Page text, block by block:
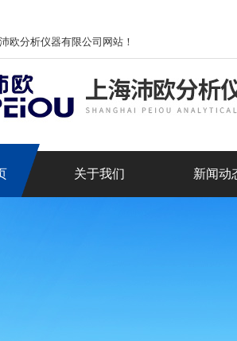
欧分析仪器有限公司网站！
关于我们 新闻动